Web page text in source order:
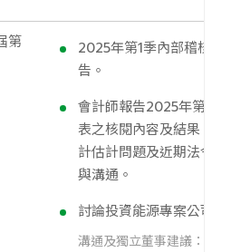
第
2025年第1季內部稽核執
告。
會計師報告2025年第1季
表之核閱內容及結果；
計估計問題及近期法令
與溝通。
討論投資能源專案公司案
溝通及獨立董事建議：